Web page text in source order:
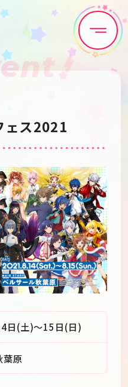
News
Media
About
ェス2021
日(土)～15日(日)
葉原